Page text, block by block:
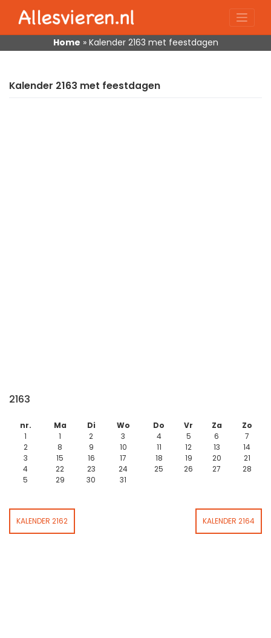
content
Home » Kalender 2163 met feestdagen
Kalender 2163 met feestdagen
2163
nr. Ma Di Wo Do Vr Za
Zo
1
1 2 3 4 5 6
7
2
8 9 10 11 12 13
14
3
15 16 17 18 19 20
21
4
22 23 24 25 26 27
28
5
29 30 31
KALENDER 2162 KALENDER 2164